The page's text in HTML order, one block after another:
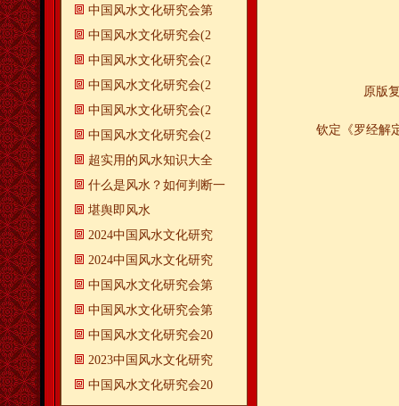
中国风水文化研究会第
中国风水文化研究会(2
中国风水文化研究会(2
中国风水文化研究会(2
中国风水文化研究会(2
中国风水文化研究会(2
超实用的风水知识大全
什么是风水？如何判断一
​堪舆即风水
2024中国风水文化研究
2024中国风水文化研究
中国风水文化研究会第
中国风水文化研究会第
中国风水文化研究会20
2023中国风水文化研究
中国风水文化研究会20
原版
钦定《罗经解